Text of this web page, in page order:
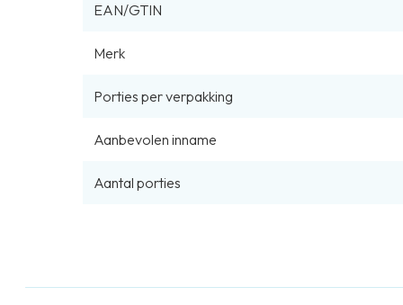
EAN/GTIN
Merk
Porties per verpakking
Aanbevolen inname
Aantal porties